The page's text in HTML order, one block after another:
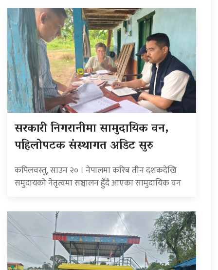
सरकारी निगरानीमा सामुदायिक वन,
पहिलोपटक संस्थागत अडिट सुरु
कपिलवस्तु, साउन २० । नेपालमा करिब तीन दशकदेखि
समुदायको नेतृत्वमा सञ्चालन हुँदै आएका सामुदायिक वन